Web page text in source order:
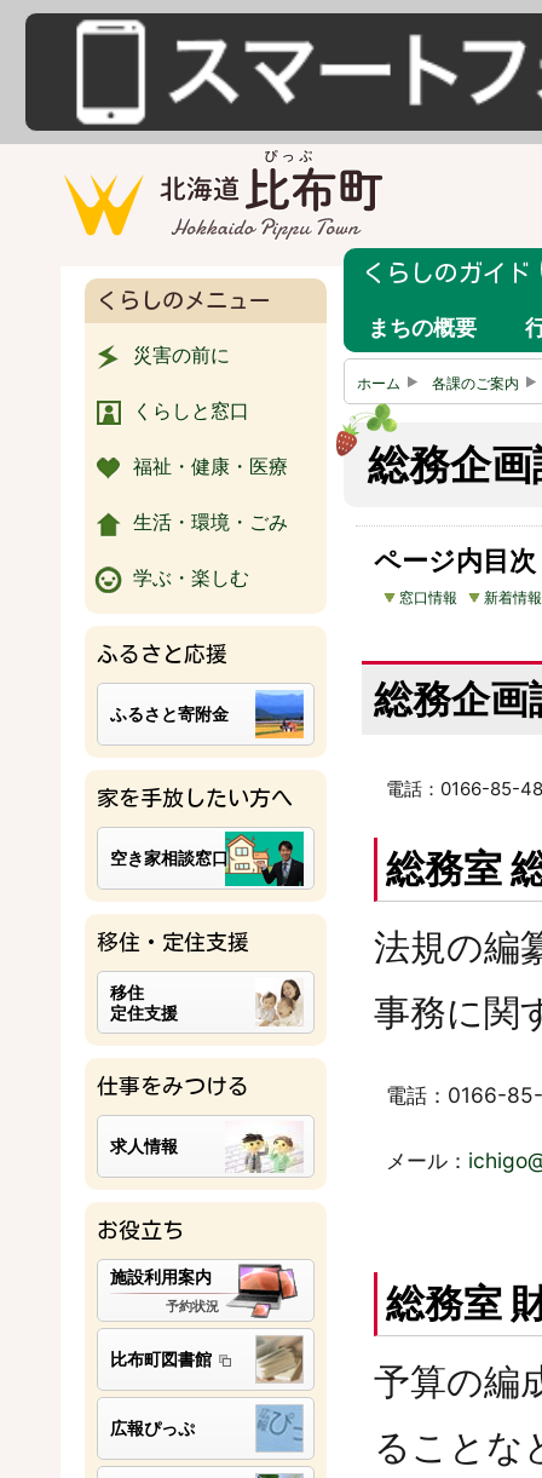
くらしのガイド
まちの概要
ホーム 各課のご案内
総務企
ページ内目次
窓口情報 新着情報
総務企画
電話：0166-85-
総務室
法規の編
事務に関
電話：0166-
メール：
総務室
予算の編
ることな
くらしのメニュー
災害の前に
くらしと窓口
福祉・健康・医療
生活・環境・ごみ
学ぶ・楽しむ
ふるさと応援
ふるさと寄附金
家を手放したい方へ
空き家相談窓口
移住・定住支援
移住
定住支援
仕事をみつける
求人情報
お役立ち
施設利用案内
予約状況
比布町図書館
広報ぴっぷ